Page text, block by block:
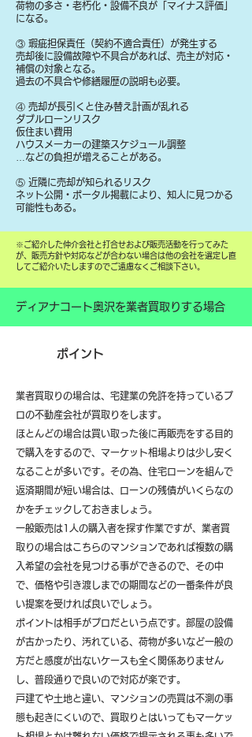
荷物の多さ・老朽化・設備不良が「マイナス評価」
になる。
③ 瑕疵担保責任（契約不適合責任）が発生する
売却後に設備故障や不具合があれば、売主が対応・
補償の対象となる。
過去の不具合や修繕履歴の説明も必要。
④ 売却が長引くと住み替え計画が乱れる
ダブルローンリスク
仮住まい費用
ハウスメーカーの建築スケジュール調整
…などの負担が増えることがある。
⑤ 近隣に売却が知られるリスク
ネット公開・ポータル掲載により、知人に見つかる
可能性もある。
​※ご紹介した仲介会社と打合せおよび販売活動を行ってみた
が、販売方針や対応などが合わない場合は他の会社を選定し直
してご紹介いたしますのでご遠慮なくご相談下さい。
ディアナコート奥沢を業者買取りする場合
ポイント
業者買取りの場合は、宅建業の免許を持っているプ
ロの不動産会社が買取りをします。
ほとんどの場合は買い取った後に再販売をする目的
で購入をするので、マーケット相場よりは少し安く
なることが多いです。その為、住宅ローンを組んで
返済期間が短い場合は、ローンの残債がいくらなの
かをチェックしておきましょう。
一般販売は1人の購入者を探す作業ですが、業者買
取りの場合はこちらのマンションであれば複数の購
入希望の会社を見つける事ができるので、その中
で、価格や引き渡しまでの期間などの一番条件が良
い提案を受ければ良いでしょう。
ポイントは相手がプロだという点です。部屋の設備
が古かったり、汚れている、荷物が多いなど一般の
方だと感度が出ないケースも全く関係ありません
し、普段通りで良いので対応が楽です。
戸建てや土地と違い、マンションの売買は不測の事
態も起きにくいので、買取りとはいってもマーケッ